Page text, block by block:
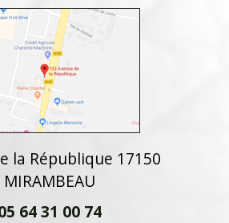
la République 17150
MIRAMBEAU
64 31 00 74